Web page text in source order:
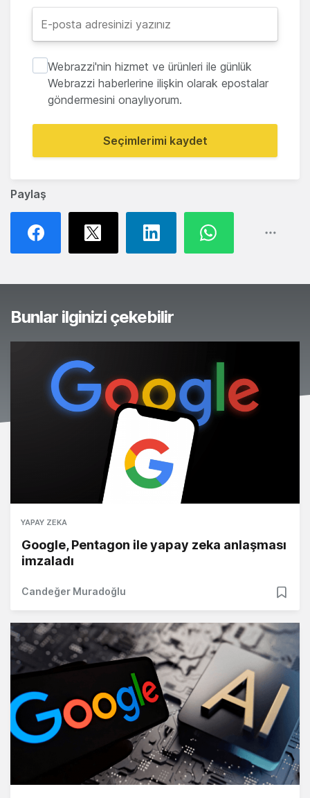
Paylaş
Webrazzi'nin hizmet ve ürünleri ile günlük
Webrazzi haberlerine ilişkin olarak epostalar
göndermesini onaylıyorum.
Seçimlerimi kaydet
Bunlar ilginizi çekebilir
YAPAY ZEKA
Google, Pentagon ile yapay zeka anlaşması
imzaladı
Candeğer Muradoğlu